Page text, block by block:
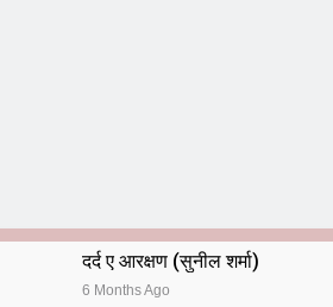
दर्द ए आरक्षण (सुनील शर्मा)
6 Months Ago